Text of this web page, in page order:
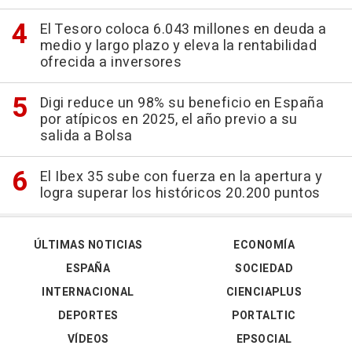
El Tesoro coloca 6.043 millones en deuda a
medio y largo plazo y eleva la rentabilidad
ofrecida a inversores
Digi reduce un 98% su beneficio en España
por atípicos en 2025, el año previo a su
salida a Bolsa
El Ibex 35 sube con fuerza en la apertura y
logra superar los históricos 20.200 puntos
ÚLTIMAS NOTICIAS
ESPAÑA
INTERNACIONAL
DEPORTES
VÍDEOS
ECONOMÍA
SOCIEDAD
CIENCIAPLUS
PORTALTIC
EPSOCIAL